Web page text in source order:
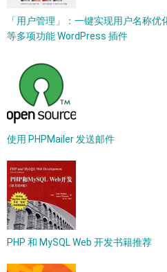
「用户管理」：一键实现用户名称
等多项功能 WordPress 插件
使用 PHPMailer 发送邮件
PHP 和 MySQL Web 开发书籍推荐